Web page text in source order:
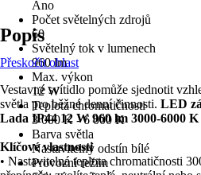
Ano
Počet světelných zdrojů
60
Světelný tok v lumenech
960 lm
Max. výkon
12 W
Teplota chromatičnosti
3 000 K - 6 000 K
Barva světla
Nastavitelný odstín bílé
Provozní režim
Popis
Přeskočit oblast
Vestavné svítidlo pomůže sjednotit
světla pro běžné denní činnosti. LED
Lada IP44 12 W 960 lm 3000-6000 K
Klíčové vlastnosti
• Nastavitelná teplota chromatičnosti